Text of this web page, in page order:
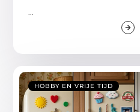
...
HOBBY EN VRIJE TIJD